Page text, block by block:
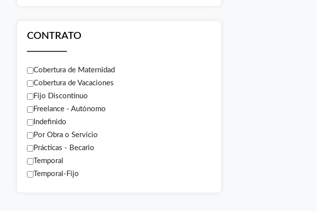
CONTRATO
Cobertura de Maternidad
Cobertura de Vacaciones
Fijo Discontinuo
Freelance - Autónomo
Indefinido
Por Obra o Servicio
Prácticas - Becario
Temporal
Temporal-Fijo